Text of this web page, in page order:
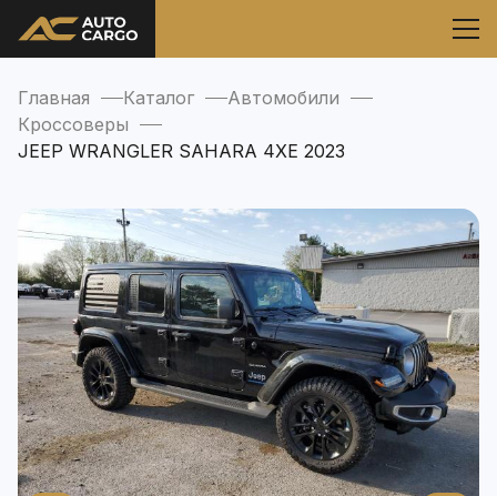
Главная Каталог
Автомобили
Кроссоверы
JEEP WRANGLER SAHARA 4XE 2023